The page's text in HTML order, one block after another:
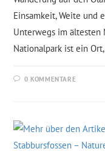
Einsamkeit, Weite und
Unterwegs im ältesten
Nationalpark ist ein
0 KOMMENTARE